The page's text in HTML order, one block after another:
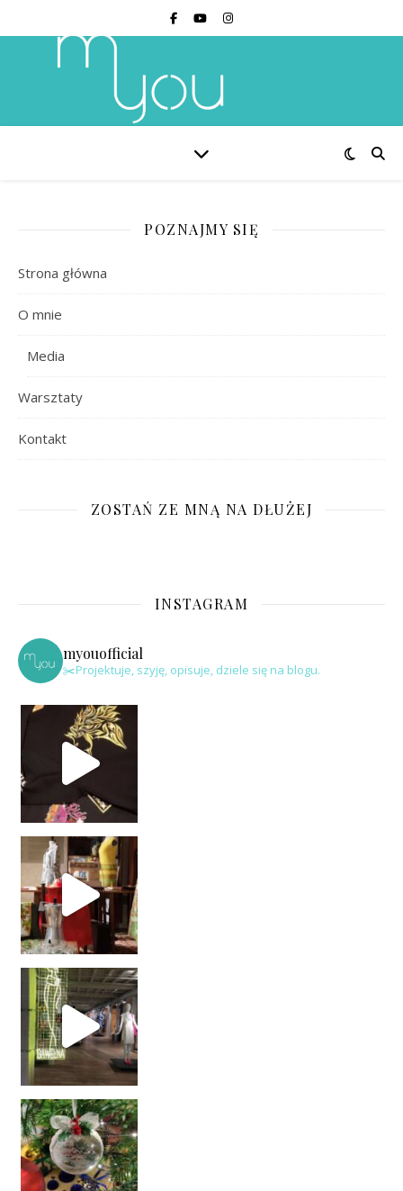
POZNAJMY SIĘ
Strona główna
O mnie
Media
Warsztaty
Kontakt
ZOSTAŃ ZE MNĄ NA DŁUŻEJ
INSTAGRAM
myouofficial
✂️Projektuje, szyję, opisuje, dziele się na blogu.